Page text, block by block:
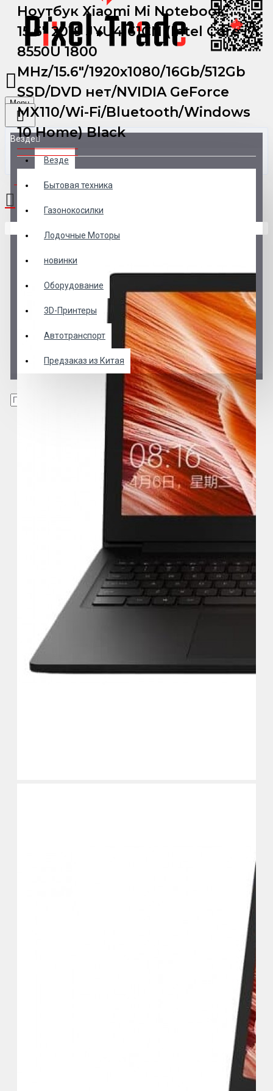
Menu
Везде
Везде
Бытовая техника
Газонокосилки
Лодочные Моторы
новинки
Оборудование
3D-Принтеры
Автотранспорт
Предзаказ из Китая
0 товар(ов) - 0 р.
Ноутбук Xiaomi Mi Notebook
15.6" 2019 JYU4161CN (Intel Core i7
8550U 1800
MHz/15.6"/1920x1080/16Gb/512Gb
SSD/DVD нет/NVIDIA GeForce
MX110/Wi-Fi/Bluetooth/Windows
10 Home) Black